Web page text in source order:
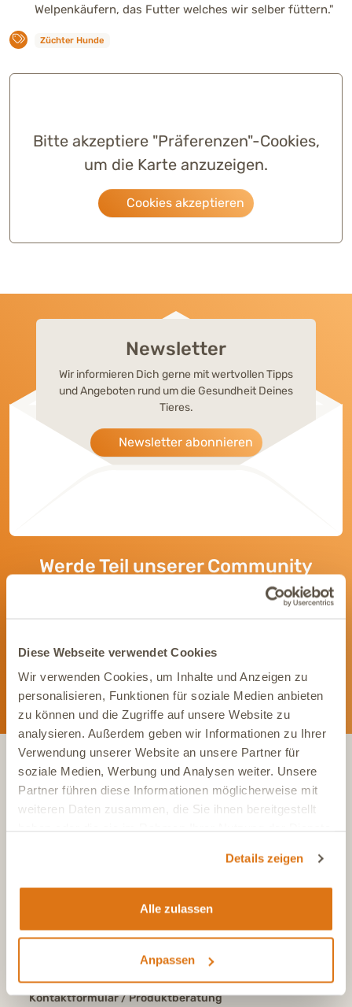
Diese Webseite verwendet Cookies
Wir verwenden Cookies, um Inhalte und Anzeigen zu
personalisieren, Funktionen für soziale Medien anbieten
zu können und die Zugriffe auf unsere Website zu
analysieren. Außerdem geben wir Informationen zu Ihrer
Verwendung unserer Website an unsere Partner für
soziale Medien, Werbung und Analysen weiter. Unsere
Partner führen diese Informationen möglicherweise mit
weiteren Daten zusammen, die Sie ihnen bereitgestellt
Details zeigen
Alle zulassen
Anpassen
Welpenkäufern, das Futter welches wir selber füttern."
Züchter Hunde
Bitte akzeptiere "Präferenzen"-Cookies,
um die Karte anzuzeigen.
Cookies akzeptieren
Newsletter
Wir informieren Dich gerne mit wertvollen Tipps
und Angeboten rund um die Gesundheit Deines
Tieres.
Newsletter abonnieren
Werde Teil unserer Community
Bleib immer auf dem Laufenden und vernetze Dich mit uns auf
Social Media. Unsere Kanäle bieten Dir aktuelle News und
KONTAKT
Aus dem deutschen Festnetz, Mo-Fr, 7-17 Uhr
Aus der Schweiz, Mo-Fr, 7-17 Uhr
Kontaktformular / Produktberatung